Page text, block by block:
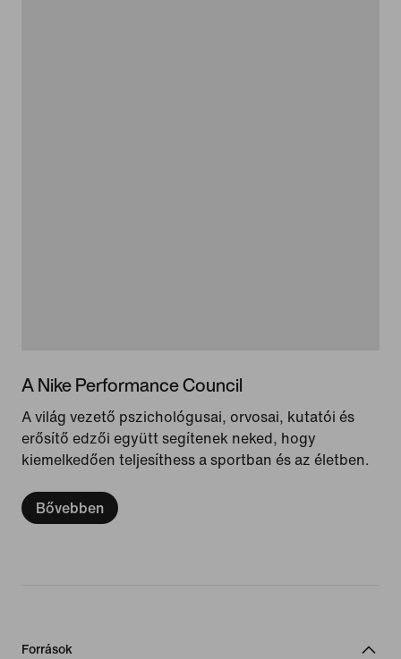
A Nike Performance Council
A világ vezető pszichológusai, orvosai, kutatói és
erősítő edzői együtt segítenek neked, hogy
kiemelkedően teljesíthess a sportban és az életben.
Bővebben
Források